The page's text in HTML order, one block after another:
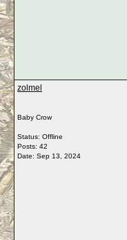
zolmel
Baby Crow
Status: Offline
Posts: 42
Date: Sep 13, 2024